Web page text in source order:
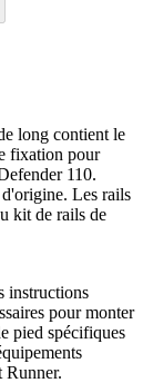
long contient le
fixation pour
110.
Les rails
kit de rails de
instructions
pour monter
pied spécifiques
Runner.